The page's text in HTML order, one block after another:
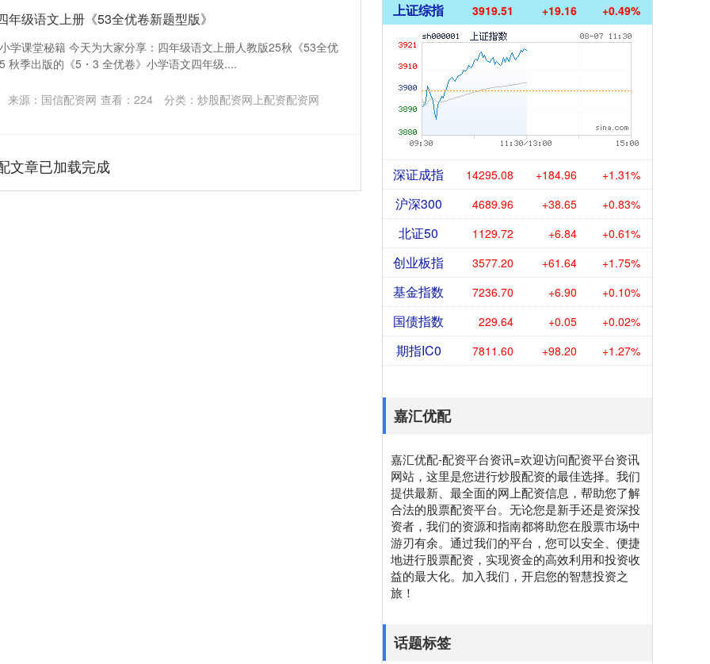
年级语文上册《53全优卷新题型版》
学课堂秘籍 今天为大家分享：四年级语文上册人教版25秋《53全优
秋季出版的《5・3 全优卷》小学语文四年级....
来源：国信配资网 查看： 224 分类： 炒股配资网上配资配资网
文章已加载完成
上证综指 3919.51 +19.16 +0.49%
深证成指 14295.08 +184.96 +1.31%
沪深300 4689.96 +38.65 +0.83%
北证50 1129.72 +6.84 +0.61%
创业板指 3577.20 +61.64 +1.75%
基金指数 7236.70 +6.90 +0.10%
国债指数 229.64 +0.05 +0.02%
期指IC0 7811.60 +98.20 +1.27%
嘉汇优配
嘉汇优配-配资平台资讯=欢迎访问配资平台资讯
网站，这里是您进行炒股配资的最佳选择。我们
提供最新、最全面的网上配资信息，帮助您了解
合法的股票配资平台。无论您是新手还是资深投
资者，我们的资源和指南都将助您在股票市场中
游刃有余。通过我们的平台，您可以安全、便捷
地进行股票配资，实现资金的高效利用和投资收
益的最大化。加入我们，开启您的智慧投资之
旅！
话题标签